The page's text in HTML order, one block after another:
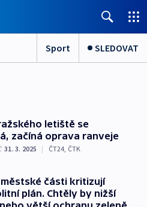
Sport SLEDOVAT
letiště se
začíná oprava ranveje
31. 3. 2025 | ČT24, ČTK
městské části kritizují
plán. Chtěly by nižší